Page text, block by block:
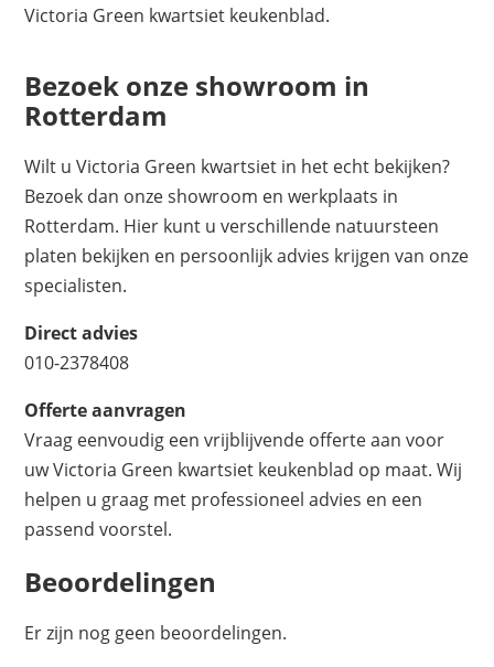
Victoria Green kwartsiet keukenblad.
Bezoek onze showroom in
Rotterdam
Wilt u Victoria Green kwartsiet in het echt bekijken?
Bezoek dan onze showroom en werkplaats in
Rotterdam. Hier kunt u verschillende natuursteen
platen bekijken en persoonlijk advies krijgen van onze
specialisten.
Direct advies
010-2378408
Offerte aanvragen
Vraag eenvoudig een vrijblijvende offerte aan voor
uw Victoria Green kwartsiet keukenblad op maat. Wij
helpen u graag met professioneel advies en een
passend voorstel.
Beoordelingen
Er zijn nog geen beoordelingen.